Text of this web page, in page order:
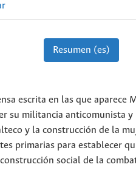
Resumen (es)
escrita en las que aparece
su militancia anticomunista
y la construcción de la
primarias para establecer
social de la